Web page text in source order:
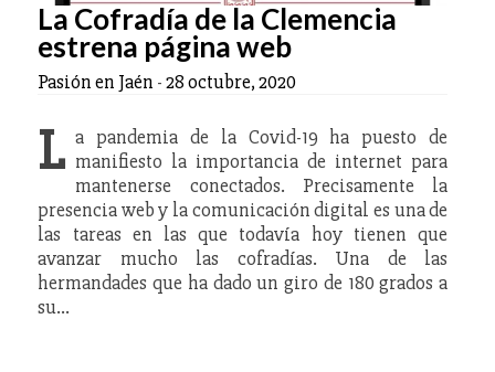
La Cofradía de la Clemencia
estrena página web
Pasión en Jaén -28 octubre, 2020
L a pandemia de la Covid-19 ha puesto de
manifiesto la importancia de internet para
mantenerse conectados. Precisamente la
presencia web y la comunicación digital es una de
las tareas en las que todavía hoy tienen que
avanzar mucho las cofradías. Una de las
hermandades que ha dado un giro de 180 grados a
su…